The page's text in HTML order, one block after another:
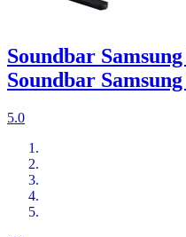
Soundbar
Soundbar
5.0